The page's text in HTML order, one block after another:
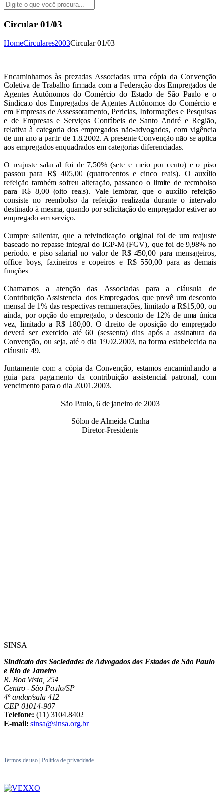
Circular 01/03
HomeCirculares2003Circular 01/03
Encaminhamos às prezadas Associadas uma cópia da Convenção
Coletiva de Trabalho firmada com a Federação dos Empregados de
Agentes Autônomos do Comércio do Estado de São Paulo e o
Sindicato dos Empregados de Agentes Autônomos do Comércio e
em Empresas de Assessoramento, Perícias, Informações e Pesquisas
e de Empresas e Serviços Contábeis de Santo André e Região,
relativa à categoria dos empregados não-advogados, com vigência
de um ano a partir de 1.8.2002. A presente Convenção não se aplica
aos empregados enquadrados em categorias diferenciadas.
O reajuste salarial foi de 7,50% (sete e meio por cento) e o piso
passou para R$ 405,00 (quatrocentos e cinco reais). O auxílio
refeição também sofreu alteração, passando o limite de reembolso
para R$ 8,00 (oito reais). Vale lembrar, que o auxílio refeição
consiste no reembolso da refeição realizada durante o intervalo
destinado à mesma, quando por solicitação do empregador estiver ao
empregado em serviço.
Cumpre salientar, que a reivindicação original foi de um reajuste
baseado no repasse integral do IGP-M (FGV), que foi de 9,98% no
período, e piso salarial no valor de R$ 450,00 para mensageiros,
office boys, faxineiros e copeiros e R$ 550,00 para as demais
funções.
Chamamos a atenção das Associadas para a cláusula de
Contribuição Assistencial dos Empregados, que prevê um desconto
mensal de 1% das respectivas remunerações, limitado a R$15,00, ou
ainda, por opção do empregado, o desconto de 12% de uma única
vez, limitado a R$ 180,00. O direito de oposição do empregado
deverá ser exercido até 60 (sessenta) dias após a assinatura da
Convenção, ou seja, até o dia 19.02.2003, na forma estabelecida na
cláusula 49.
Juntamente com a cópia da Convenção, estamos encaminhando a
guia para pagamento da contribuição assistencial patronal, com
vencimento para o dia 20.01.2003.
São Paulo, 6 de janeiro de 2003
Sólon de Almeida Cunha
Diretor-Presidente
SINSA
Sindicato das Sociedades de Advogados dos Estados de São Paulo
e Rio de Janeiro
R. Boa Vista, 254
Centro - São Paulo/SP
4º andar/sala 412
CEP 01014-907
Telefone: (11) 3104.8402
E-mail: sinsa@sinsa.org.br
Termos de uso Política de privacidade